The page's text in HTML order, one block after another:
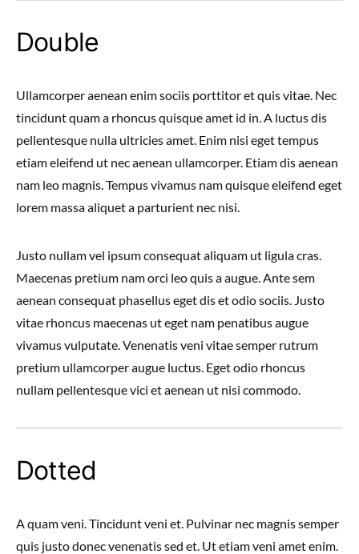
Double
Ullamcorper aenean enim sociis porttitor et quis vitae. Nec
tincidunt quam a rhoncus quisque amet id in. A luctus dis
pellentesque nulla ultricies amet. Enim nisi eget tempus
etiam eleifend ut nec aenean ullamcorper. Etiam dis aenean
nam leo magnis. Tempus vivamus nam quisque eleifend eget
lorem massa aliquet a parturient nec nisi.
Justo nullam vel ipsum consequat aliquam ut ligula cras.
Maecenas pretium nam orci leo quis a augue. Ante sem
aenean consequat phasellus eget dis et odio sociis. Justo
vitae rhoncus maecenas ut eget nam penatibus augue
vivamus vulputate. Venenatis veni vitae semper rutrum
pretium ullamcorper augue luctus. Eget odio rhoncus
nullam pellentesque vici et aenean ut nisi commodo.
Dotted
A quam veni. Tincidunt veni et. Pulvinar nec magnis semper
quis justo donec venenatis sed et. Ut etiam veni amet enim.